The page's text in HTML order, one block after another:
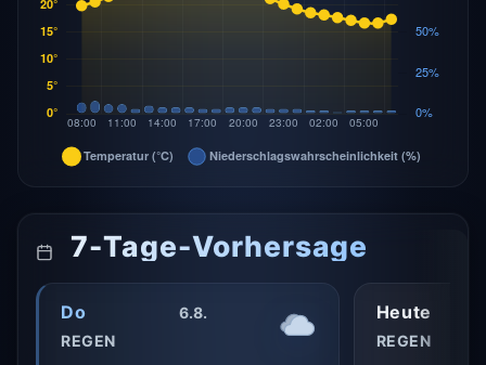
7-Tage-Vorhersage
Do
6.8.
REGEN
Heute
REGEN